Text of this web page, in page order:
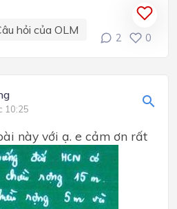
hỏi của OLM
2 0
10:25
này với ạ. e cảm ơn rất